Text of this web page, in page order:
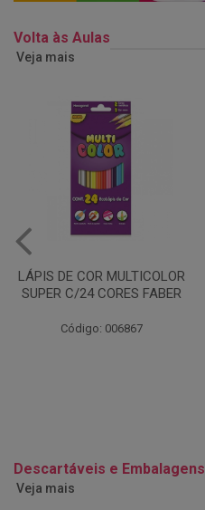
Volta às Aulas
Veja mais
Caneta esferográfica 1.6mm
Cristal Intenso
Código: 028987
Descartáveis e Embalagens
Veja mais